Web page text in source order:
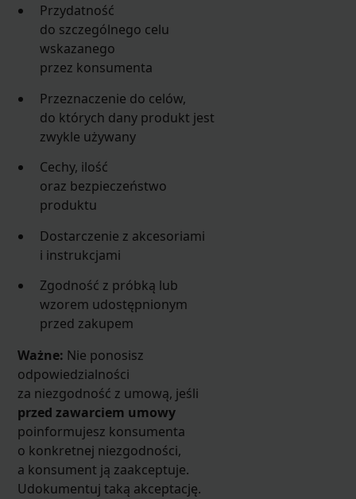
Przydatność
do szczególnego celu
wskazanego
przez konsumenta
Przeznaczenie do celów,
do których dany produkt jest
zwykle używany
Cechy, ilość
oraz bezpieczeństwo
produktu
Dostarczenie z akcesoriami
i instrukcjami
Zgodność z próbką lub
wzorem udostępnionym
przed zakupem
Ważne: Nie ponosisz
odpowiedzialności
za niezgodność z umową, jeśli
przed zawarciem umowy
poinformujesz konsumenta
o konkretnej niezgodności,
a konsument ją zaakceptuje.
Udokumentuj taką akceptację.